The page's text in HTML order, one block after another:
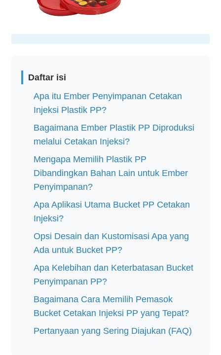
Daftar isi
Apa itu Ember Penyimpanan Cetakan
Injeksi Plastik PP?
Bagaimana Ember Plastik PP Diproduksi
melalui Cetakan Injeksi?
Mengapa Memilih Plastik PP
Dibandingkan Bahan Lain untuk Ember
Penyimpanan?
Apa Aplikasi Utama Bucket PP Cetakan
Injeksi?
Opsi Desain dan Kustomisasi Apa yang
Ada untuk Bucket PP?
Apa Kelebihan dan Keterbatasan Bucket
Penyimpanan PP?
Bagaimana Cara Memilih Pemasok
Bucket Cetakan Injeksi PP yang Tepat?
Pertanyaan yang Sering Diajukan (FAQ)